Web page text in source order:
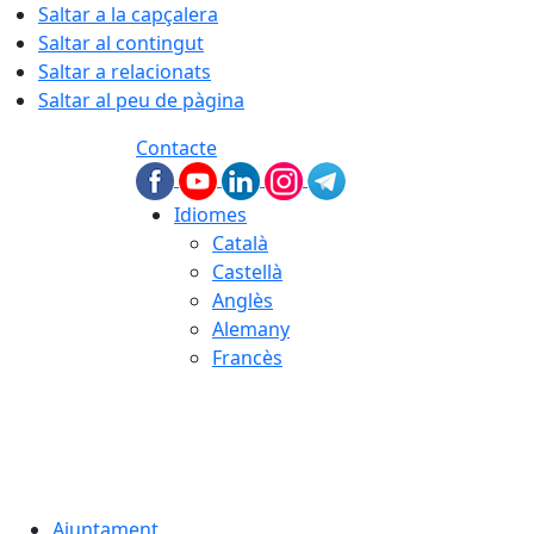
Saltar a la capçalera
Saltar al contingut
Saltar a relacionats
Saltar al peu de pàgina
Contacte
Idiomes
Català
Castellà
Anglès
Alemany
Francès